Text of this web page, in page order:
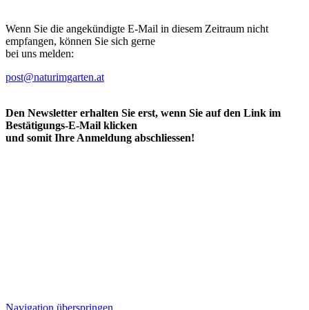
Wenn Sie die angekündigte E-Mail in diesem Zeitraum nicht
empfangen, können Sie sich gerne
bei uns melden:
post@naturimgarten.at
Den Newsletter erhalten Sie erst, wenn Sie auf den Link im
Bestätigungs-E-Mail klicken
und somit Ihre Anmeldung abschliessen!